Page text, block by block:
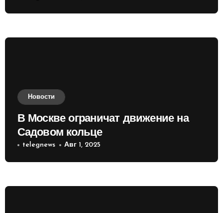
Новости
В Москве ограничат движение на
Садовом кольце
telegnews Авг 1, 2025